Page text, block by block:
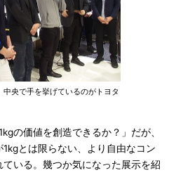
中央で手を挙げているのがトヨタ
の価値を創造できるか？」だが、
とは限らない、より自由なコン
いる。幾つか気になった展示を紹